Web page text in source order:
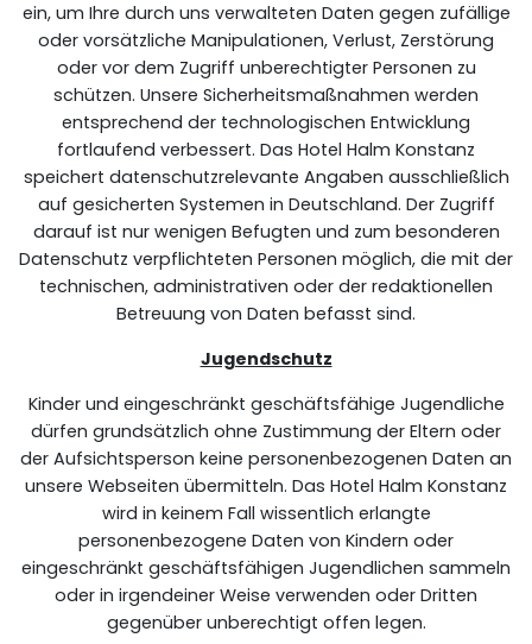
ein, um Ihre durch uns verwalteten Daten gegen zufällige
oder vorsätzliche Manipulationen, Verlust, Zerstörung
oder vor dem Zugriff unberechtigter Personen zu
schützen. Unsere Sicherheitsmaßnahmen werden
entsprechend der technologischen Entwicklung
fortlaufend verbessert. Das Hotel Halm Konstanz
speichert datenschutzrelevante Angaben ausschließlich
auf gesicherten Systemen in Deutschland. Der Zugriff
darauf ist nur wenigen Befugten und zum besonderen
Datenschutz verpflichteten Personen möglich, die mit der
technischen, administrativen oder der redaktionellen
Betreuung von Daten befasst sind.
Jugendschutz
Kinder und eingeschränkt geschäftsfähige Jugendliche
dürfen grundsätzlich ohne Zustimmung der Eltern oder
der Aufsichtsperson keine personenbezogenen Daten an
unsere Webseiten übermitteln. Das Hotel Halm Konstanz
wird in keinem Fall wissentlich erlangte
personenbezogene Daten von Kindern oder
eingeschränkt geschäftsfähigen Jugendlichen sammeln
oder in irgendeiner Weise verwenden oder Dritten
gegenüber unberechtigt offen legen.